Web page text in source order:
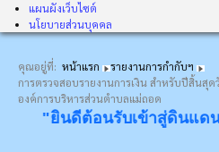
แผนผังเว็บไซต์
นโยบายส่วนบุคคล
คุณอยู่ที่: หน้าแรก
รายงานการกำกับฯ
การตรวจสอบรายงานการเงิน สําหรับปีสิ้น
องค์การบริหารส่วนตําบลแม่ถอด
"ยินดีต้อนรับเข้าสู่ดินแดน